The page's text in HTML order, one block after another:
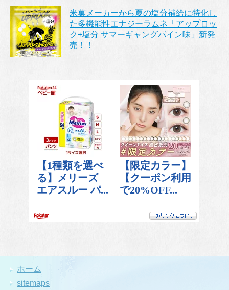
米菓メーカーから夏の塩分補給に特化し
た多機能性エナジーラムネ「アップロッ
ク+塩分 サマーギャングパイン味」新発
売！！
ホーム
sitemaps